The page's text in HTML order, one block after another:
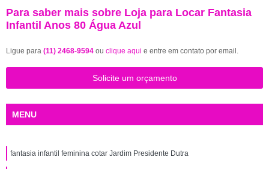
Para saber mais sobre Loja para Locar Fantasia
Infantil Anos 80 Água Azul
Ligue para (11) 2468-9594 ou clique aqui e entre em contato por email.
Solicite um orçamento
MENU
fantasia infantil feminina cotar Jardim Presidente Dutra